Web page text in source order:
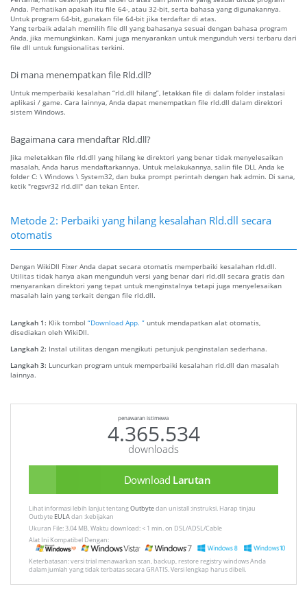
Anda. Perhatikan apakah itu file 64-, atau 32-bit, serta bahasa yang digunakannya.
Untuk program 64-bit, gunakan file 64-bit jika terdaftar di atas.
Yang terbaik adalah memilih file dll yang bahasanya sesuai dengan bahasa program
Anda, jika memungkinkan. Kami juga menyarankan untuk mengunduh versi terbaru dari
file dll untuk fungsionalitas terkini.
Di mana menempatkan file Rld.dll?
Untuk memperbaiki kesalahan “rld.dll hilang”, letakkan file di dalam folder instalasi
aplikasi / game. Cara lainnya, Anda dapat menempatkan file rld.dll dalam direktori
sistem Windows.
Bagaimana cara mendaftar Rld.dll?
Jika meletakkan file rld.dll yang hilang ke direktori yang benar tidak menyelesaikan
masalah, Anda harus mendaftarkannya. Untuk melakukannya, salin file DLL Anda ke
folder C: \ Windows \ System32, dan buka prompt perintah dengan hak admin. Di sana,
ketik "regsvr32 rld.dll" dan tekan Enter.
Metode 2: Perbaiki yang hilang kesalahan Rld.dll secara
otomatis
Dengan WikiDll Fixer Anda dapat secara otomatis memperbaiki kesalahan rld.dll.
Utilitas tidak hanya akan mengunduh versi yang benar dari rld.dll secara gratis dan
menyarankan direktori yang tepat untuk menginstalnya tetapi juga menyelesaikan
masalah lain yang terkait dengan file rld.dll.
Langkah 1: Klik tombol “Download App. ” untuk mendapatkan alat otomatis,
disediakan oleh WikiDll.
Langkah 2: Instal utilitas dengan mengikuti petunjuk penginstalan sederhana.
Langkah 3: Luncurkan program untuk memperbaiki kesalahan rld.dll dan masalah
lainnya.
penawaran istimewa
4.365.534
downloads
Download Larutan
Lihat informasi lebih lanjut tentangOutbytedan unistall :instruksi. Harap tinjau
Outbyte EULAdan :kebijakan
Ukuran File: 3.04 MB, Waktu download: < 1 min. on DSL/ADSL/Cable
Alat Ini Kompatibel Dengan:
Keterbatasan: versi trial menawarkan scan, backup, restore registry windows Anda
dalam jumlah yang tidak terbatas secara GRATIS. Versi lengkap harus dibeli.